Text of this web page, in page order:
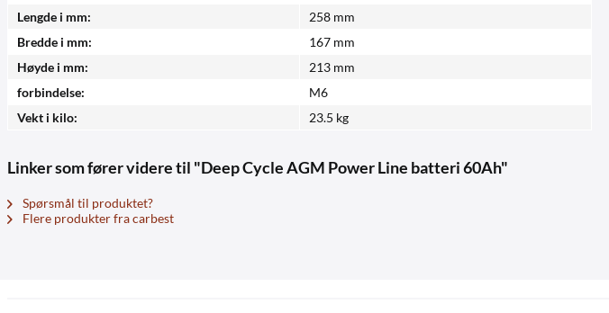
Lengde i mm:
258 mm
Bredde i mm:
167 mm
Høyde i mm:
213 mm
forbindelse:
M6
Vekt i kilo:
23.5 kg
Linker som fører videre til "Deep Cycle AGM Power Line batteri 60Ah"
Spørsmål til produktet?
Flere produkter fra carbest